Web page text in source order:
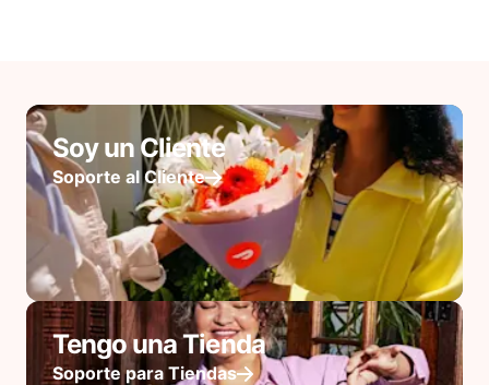
Soy un Cliente
Soporte al Cliente
Tengo una Tienda
Soporte para Tiendas